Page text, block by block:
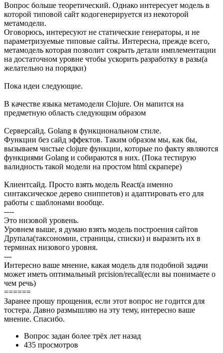
Вопрос больше теоретический. Однако интересует модель в
которой типовой сайт кодогенерируется из некоторой
метамодели.
Оговорюсь, интересуют не статические генераторы, и не
параметризуемые типовые сайты. Интересна, прежде всего,
метамодель которая позволит сокрыть детали имплементации
на достаточном уровне чтобы ускорить разработку в разы(а
желательно на порядки)
Пока идеи следующие.
В качестве языка метамодели Clojure. Он мапится на
предметную область следующим образом
Серверсайд. Golang в функциональном стиле.
Функции без сайд эффектов. Таким образом мы, как бы,
вызываем чистые clojure функции, которые по факту являются
функциями Golang и собираются в них. (Пока тестирую
валидность такой модели на простом html скрапере)
Клиентсайд. Просто взять модель React(а именно
синтаксическое дерево сниппетов) и адаптировать его для
работы с шаблонами вообще.
----
Это низовой уровень.
Уровнем выше, я думаю взять модель построения сайтов
Друпала(таксономии, страницы, списки) и выразить их в
терминах низового уровня.
---
Интересно ваше мнение, какая модель для подобной задачи
может иметь оптимальный prcision/recall(если вы понимаете о
чем речь)
======
Заранее прошу прощения, если этот вопрос не годится для
тостера. Давно размышляю на эту тему, интересно ваше
мнение. Спасибо.
Вопрос задан более трёх лет назад
435 просмотров